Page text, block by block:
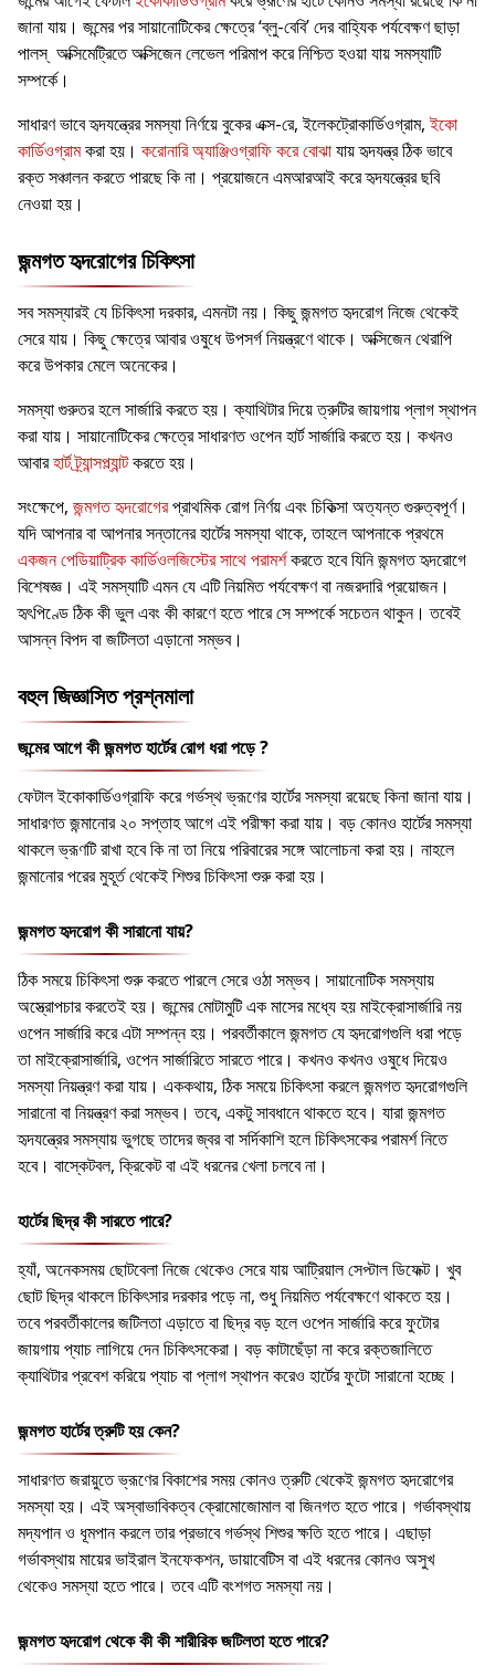
জানা যায়। জন্মের পর সায়ানোটিকের ক্ষেত্রে ‘ব্লু-বেবি’ দের বাহ্যিক পর্যবেক্ষণ ছাড়া
পালস্ অক্সিমেট্রিতে অক্সিজেন লেভেল পরিমাপ করে নিশ্চিত হওয়া যায় সমস্যাটি
সম্পর্কে।
সাধারণ ভাবে হৃদযন্ত্রের সমস্যা নির্ণয়ে বুকের এক্স-রে, ইলেকট্রোকার্ডিওগ্রাম,ইকো
কার্ডিওগ্রামকরা হয়। করোনারি অ্যাঞ্জিওগ্রাফি করে বোঝাযায় হৃদযন্ত্র ঠিক ভাবে
রক্ত সঞ্চালন করতে পারছে কি না। প্রয়োজনে এমআরআই করে হৃদযন্ত্রের ছবি
নেওয়া হয়।
জন্মগত হৃদরোগের চিকিৎসা
সব সমস্যারই যে চিকিৎসা দরকার, এমনটা নয়। কিছু জন্মগত হৃদরোগ নিজে থেকেই
সেরে যায়। কিছু ক্ষেত্রে আবার ওষুধে উপসর্গ নিয়ন্ত্রণে থাকে। অক্সিজেন থেরাপি
করে উপকার মেলে অনেকের।
সমস্যা গুরুতর হলে সার্জারি করতে হয়। ক্যাথিটার দিয়ে ত্রুটির জায়গায় প্লাগ স্থাপন
করা যায়। সায়ানোটিকের ক্ষেত্রে সাধারণত ওপেন হার্ট সার্জারি করতে হয়। কখনও
আবারহার্ট ট্র্যান্সপ্ল্যান্টকরতে হয়।
সংক্ষেপে, জন্মগত হৃদরোগেরপ্রাথমিক রোগ নির্ণয় এবং চিকিত্সা অত্যন্ত গুরুত্বপূর্ণ।
যদি আপনার বা আপনার সন্তানের হার্টের সমস্যা থাকে, তাহলে আপনাকে প্রথমে
একজন পেডিয়াট্রিক কার্ডিওলজিস্টের সাথে পরামর্শকরতে হবে যিনি জন্মগত হৃদরোগে
বিশেষজ্ঞ। এই সমস্যাটি এমন যে এটি নিয়মিত পর্যবেক্ষণ বা নজরদারি প্রয়োজন।
হৃৎপিণ্ডে ঠিক কী ভুল এবং কী কারণে হতে পারে সে সম্পর্কে সচেতন থাকুন। তবেই
আসন্ন বিপদ বা জটিলতা এড়ানো সম্ভব।
বহুল জিজ্ঞাসিত প্রশ্নমালা
জন্মের আগে কী জন্মগত হার্টের রোগ ধরা পড়ে ?
ফেটাল ইকোকার্ডিওগ্রাফি করে গর্ভস্থ ভ্রূণের হার্টের সমস্যা রয়েছে কিনা জানা যায়।
সাধারণত জন্মানোর ২০ সপ্তাহ আগে এই পরীক্ষা করা যায়। বড় কোনও হার্টের সমস্যা
থাকলে ভ্রূণটি রাখা হবে কি না তা নিয়ে পরিবারের সঙ্গে আলোচনা করা হয়। নাহলে
জন্মানোর পরের মুহূর্ত থেকেই শিশুর চিকিৎসা শুরু করা হয়।
জন্মগত হৃদরোগ কী সারানো যায়?
ঠিক সময়ে চিকিৎসা শুরু করতে পারলে সেরে ওঠা সম্ভব। সায়ানোটিক সমস্যায়
অস্ত্রোপচার করতেই হয়। জন্মের মোটামুটি এক মাসের মধ্যে হয় মাইক্রোসার্জারি নয়
ওপেন সার্জারি করে এটা সম্পন্ন হয়। পরবর্তীকালে জন্মগত যে হৃদরোগগুলি ধরা পড়ে
তা মাইক্রোসার্জারি, ওপেন সার্জারিতে সারতে পারে। কখনও কখনও ওষুধে দিয়েও
সমস্যা নিয়ন্ত্রণ করা যায়। এককথায়, ঠিক সময়ে চিকিৎসা করলে জন্মগত হৃদরোগগুলি
সারানো বা নিয়ন্ত্রণ করা সম্ভব। তবে, একটু সাবধানে থাকতে হবে। যারা জন্মগত
হৃদযন্ত্রের সমস্যায় ভুগছে তাদের জ্বর বা সর্দিকাশি হলে চিকিৎসকের পরামর্শ নিতে
হবে। বাস্কেটবল, ক্রিকেট বা এই ধরনের খেলা চলবে না।
হার্টের ছিদ্র কী সারতে পারে?
হ্যাঁ, অনেকসময় ছোটবেলা নিজে থেকেও সেরে যায় আট্রিয়াল সেপ্টাল ডিফেক্ট। খুব
ছোট ছিদ্র থাকলে চিকিৎসার দরকার পড়ে না, শুধু নিয়মিত পর্যবেক্ষণে থাকতে হয়।
তবে পরবর্তীকালের জটিলতা এড়াতে বা ছিদ্র বড় হলে ওপেন সার্জারি করে ফুটোর
জায়গায় প্যাচ লাগিয়ে দেন চিকিৎসকেরা। বড় কাটাছেঁড়া না করে রক্তজালিতে
ক্যাথিটার প্রবেশ করিয়ে প্যাচ বা প্লাগ স্থাপন করেও হার্টের ফুটো সারানো হচ্ছে।
জন্মগত হার্টের ত্রুটি হয় কেন?
সাধারণত জরায়ুতে ভ্রূণের বিকাশের সময় কোনও ত্রুটি থেকেই জন্মগত হৃদরোগের
সমস্যা হয়। এই অস্বাভাবিকত্ব ক্রোমোজোমাল বা জিনগত হতে পারে। গর্ভাবস্থায়
মদ্যপান ও ধূমপান করলে তার প্রভাবে গর্ভস্থ শিশুর ক্ষতি হতে পারে। এছাড়া
গর্ভাবস্থায় মায়ের ভাইরাল ইনফেকশন, ডায়াবেটিস বা এই ধরনের কোনও অসুখ
থেকেও সমস্যা হতে পারে। তবে এটি বংশগত সমস্যা নয়।
জন্মগত হৃদরোগ থেকে কী কী শারীরিক জটিলতা হতে পারে?